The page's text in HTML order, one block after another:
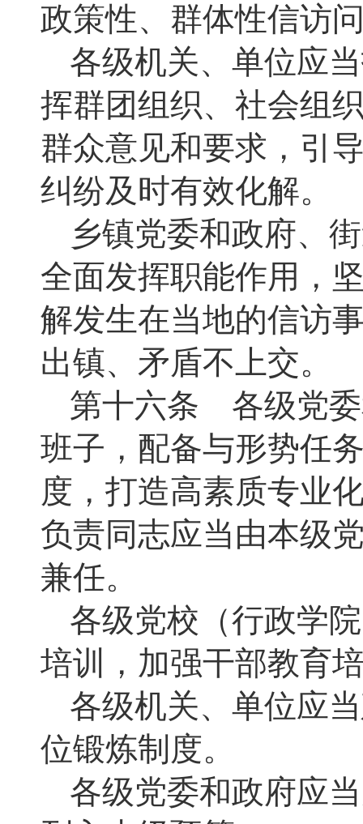
政策性、群体性信访
各级机关、单位应
挥群团组织、社会组
群众意见和要求，引
纠纷及时有效化解。
乡镇党委和政府、
全面发挥职能作用，
解发生在当地的信访
出镇、矛盾不上交。
第十六条 各级党委
班子，配备与形势任
度，打造高素质专业
负责同志应当由本级
兼任。
各级党校（行政学
培训，加强干部教育
各级机关、单位应
位锻炼制度。
各级党委和政府应